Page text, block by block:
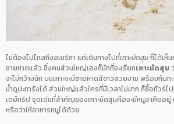
ไม่ต้องไปไกลถึงอเมริกา แค่เดินทางไปที่เกาะมัดสุมก็ได้เห็
ชายหาดแล้ว ซึ่งคนส่วนใหญ่เองก็มักที่จะเรียกเกาะมัดสุม
จะไม่กว้างนัก บนเกาะจะมีชายหาดสีขาวสวยงาม พร้อมกับท
น้ำดูปะการังได้ ส่วนใหญ่แล้วใครที่มีเวลาไม่มาก ก็ซื้อทัวร์ไป
เดย์ทริป จุดเด่นที่สำคัญของเกาะมัดสุมคือจะมีหมูอาศัยอยู่
หรือว่าให้อาหารหมูได้ด้วย